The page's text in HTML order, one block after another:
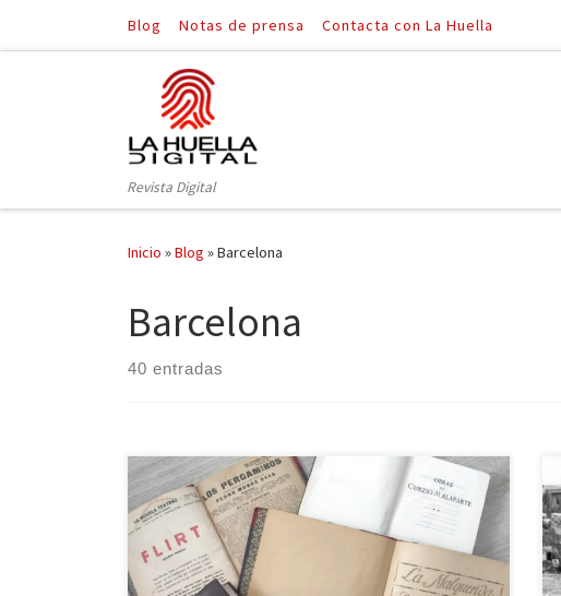
Saltar al contenido
Blog Notas de prensa Contacta con La Huella
Revista Digital
Inicio »Blog »Barcelona
Barcelona
40 entradas
Periodistas literatos de principios del siglo XX